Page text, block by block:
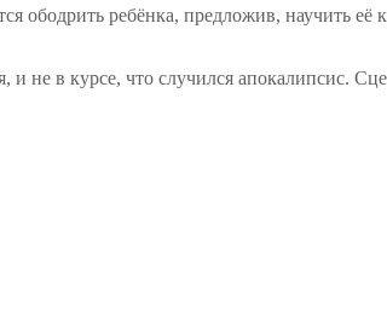
ребёнка, предложив, научить её
не в курсе, что случился апокалипсис.